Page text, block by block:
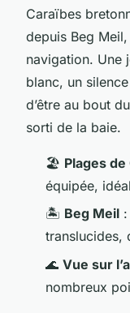
Caraïbes
depuis Beg
navigation. Une
blanc, un
d’être au bout
sorti de la baie.
🏖️ Plages
équipée,
🏝️ Beg Meil
translucides,
🌊 Vue sur
nombreux